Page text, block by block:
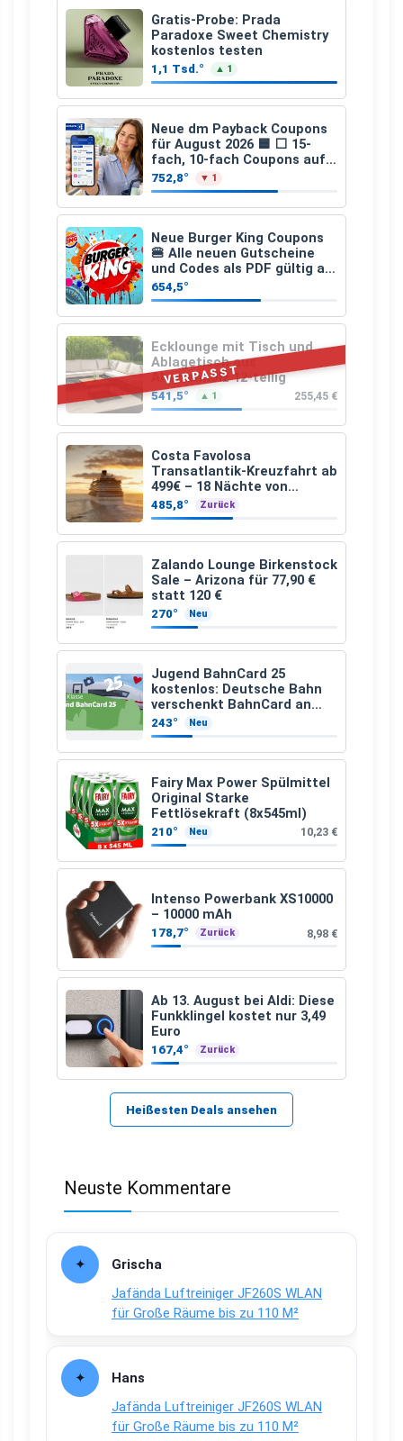
Gratis-Probe: Prada
Paradoxe Sweet Chemistry
kostenlos testen
1,1 Tsd.° ▲ 1
Neue dm Payback Coupons
für August 2026 🟦 ⬜ 15-
fach, 10-fach Coupons auf
den gesamten Einkauf ab 2
€
752,8° ▼ 1
Neue Burger King Coupons
🍔 Alle neuen Gutscheine
und Codes als PDF gültig ab
25.07.2026 bis 04.09.2026
654,5°
VERPASST
Ecklounge mit Tisch und
Ablagetisch aus
Akazienholz 12-teilig
541,5° ▲ 1 255,45 €
Costa Favolosa
Transatlantik-Kreuzfahrt ab
499€ – 18 Nächte von
Hamburg nach Guadeloupe
485,8° Zurück
Zalando Lounge Birkenstock
Sale – Arizona für 77,90 €
statt 120 €
270° Neu
Jugend BahnCard 25
kostenlos: Deutsche Bahn
verschenkt BahnCard an
Kinder und Jugendliche
243° Neu
Fairy Max Power Spülmittel
Original Starke
Fettlösekraft (8x545ml)
210° Neu 10,23 €
Intenso Powerbank XS10000
– 10000 mAh
178,7° Zurück 8,98 €
Ab 13. August bei Aldi: Diese
Funkklingel kostet nur 3,49
Euro
167,4° Zurück
Heißesten Deals ansehen
Neuste Kommentare
Grischa
Jafända Luftreiniger JF260S WLAN
für Große Räume bis zu 110 M²
Hans
Jafända Luftreiniger JF260S WLAN
für Große Räume bis zu 110 M²